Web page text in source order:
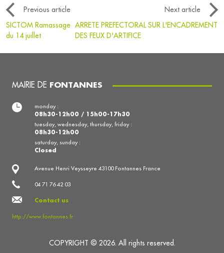
Previous article
Next article
SICTOM Ramassage
du 14 juillet
ARRETE PREFECTORAL SUR L'ENCADREMENT
DES FEUX D'ARTIFICE
MAIRIE DE FONTANNES
Avenue Henri Veysseyre 43100 Fontannes France
04 71 76 42 03
Contact us
http://www.fontannes.fr
monday :
08h30-12h00 / 15h00-17h30
tuesday, wednesday, thursday, friday :
08h30-12h00
saturday, sunday :
Closed
COPYRIGHT © 2026. All rights reserved.